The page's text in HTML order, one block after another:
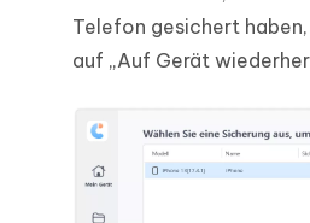
Telefon gesichert
auf „Auf Gerät